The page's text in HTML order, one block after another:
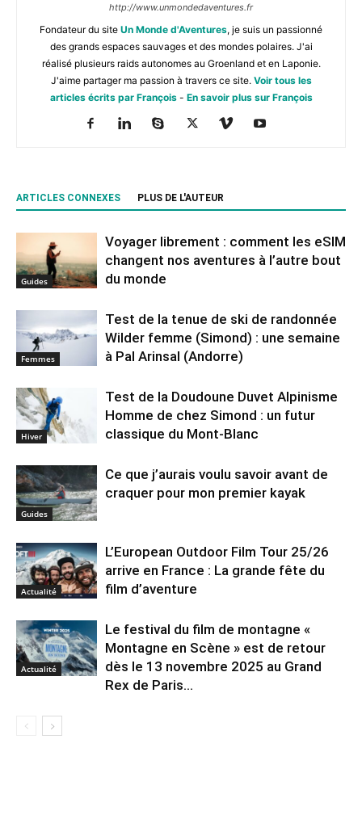
http://www.unmondedaventures.fr
Fondateur du site Un Monde d'Aventures, je suis un passionné
des grands espaces sauvages et des mondes polaires. J'ai
réalisé plusieurs raids autonomes au Groenland et en Laponie.
J'aime partager ma passion à travers ce site. Voir tous les
articles écrits par François- En savoir plus sur François
ARTICLES CONNEXES PLUS DE L'AUTEUR
Guides
Voyager librement : comment les eSIM
changent nos aventures à l’autre bout
du monde
Femmes
Test de la tenue de ski de randonnée
Wilder femme (Simond) : une semaine
à Pal Arinsal (Andorre)
Hiver
Test de la Doudoune Duvet Alpinisme
Homme de chez Simond : un futur
classique du Mont-Blanc
Guides
Ce que j’aurais voulu savoir avant de
craquer pour mon premier kayak
Actualité
L’European Outdoor Film Tour 25/26
arrive en France : La grande fête du
film d’aventure
Actualité
Le festival du film de montagne «
Montagne en Scène » est de retour
dès le 13 novembre 2025 au Grand
Rex de Paris...